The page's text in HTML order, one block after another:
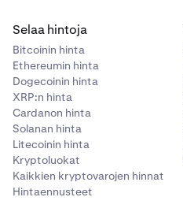
Selaa hintoja
Bitcoinin hinta
Ethereumin hinta
Dogecoinin hinta
XRP:n hinta
Cardanon hinta
Solanan hinta
Litecoinin hinta
Kryptoluokat
Kaikkien kryptovarojen hinnat
Hintaennusteet